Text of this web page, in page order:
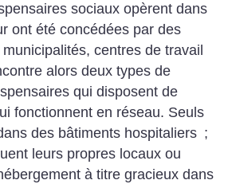
sociaux opèrent dans
ont été concédées par des
centres de travail
alors deux types de
qui disposent de
fonctionnent en réseau. Seuls
des bâtiments hospitaliers ;
leurs propres locaux ou
à titre gracieux dans